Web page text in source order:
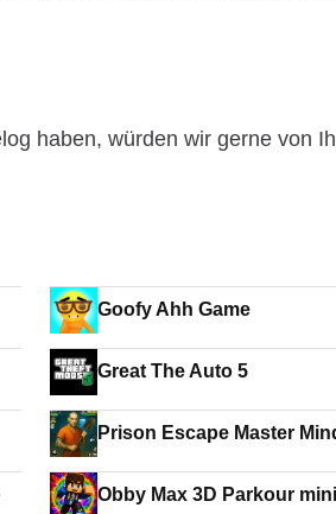
haben, würden wir gerne von
Goofy Ahh Game
Great The Auto 5
Prison Escape Master
Game
Obby Max 3D Parkour mini